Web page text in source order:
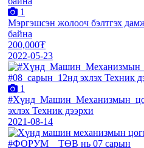
1
Мэргэшсэн жолооч бэлтгэх
байна
200,000₮
2022-05-23
1
эхлэх Техник дээрхи
2021-08-14